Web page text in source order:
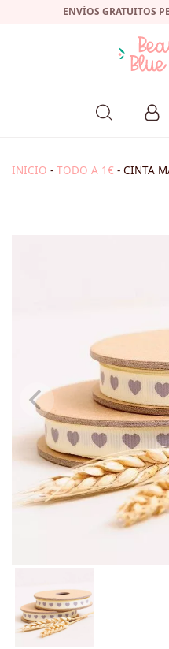
ENVÍOS GRATUITOS
INICIO - TODO A 1€ - CINTA